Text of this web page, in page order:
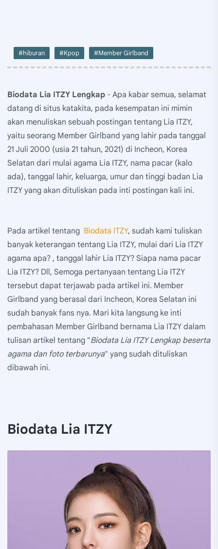
#hiburan #Kpop #Member Girlband
Biodata Lia ITZY Lengkap - Apa kabar semua, selamat
datang di situs katakita, pada kesempatan ini mimin
akan menuliskan sebuah postingan tentang Lia ITZY,
yaitu seorang Member Girlband yang lahir pada tanggal
21 Juli 2000 (usia 21 tahun, 2021) di Incheon, Korea
Selatan dari mulai agama Lia ITZY, nama pacar (kalo
ada), tanggal lahir, keluarga, umur dan tinggi badan Lia
ITZY yang akan dituliskan pada inti postingan kali ini.
Pada artikel tentang Biodata ITZY, sudah kami tuliskan
banyak keterangan tentang Lia ITZY, mulai dari Lia ITZY
agama apa? , tanggal lahir Lia ITZY? Siapa nama pacar
Lia ITZY? Dll, Semoga pertanyaan tentang Lia ITZY
tersebut dapat terjawab pada artikel ini. Member
Girlband yang berasal dari Incheon, Korea Selatan ini
sudah banyak fans nya. Mari kita langsung ke inti
pembahasan Member Girlband bernama Lia ITZY dalam
tulisan artikel tentang "Biodata Lia ITZY Lengkap beserta
agama dan foto terbarunya" yang sudah dituliskan
dibawah ini.
Biodata Lia ITZY